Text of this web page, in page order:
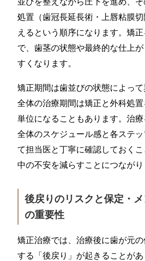
処置（歯冠長延長術・上唇粘膜
えるという順序になります。矯
で、歯茎の状態や最終的な仕上
すくなります。
矯正期間は歯並びの状態によって
全体の治療期間は矯正と外科処
単位になることもあります。治療
全体のスケジュール感と各ステ
て担当医と丁寧に確認しておく
中の不安を減らすことにつながり
後戻りのリスクと保定・
の重要性
矯正治療では、治療後に歯が元
する「後戻り」が起きることが